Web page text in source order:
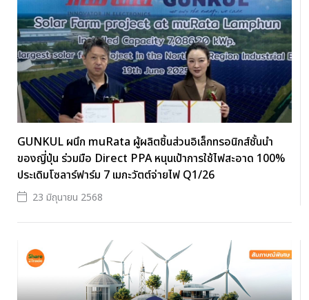
GUNKUL ผนึก muRata ผู้ผลิตชิ้นส่วนอิเล็กทรอนิกส์ชั้นนำ
ของญี่ปุ่น ร่วมมือ Direct PPA หนุนเป้าการใช้ไฟสะอาด 100%
ประเดิมโซลาร์ฟาร์ม 7 เมกะวัตต์จ่ายไฟ Q1/26
23 มิถุนายน 2568